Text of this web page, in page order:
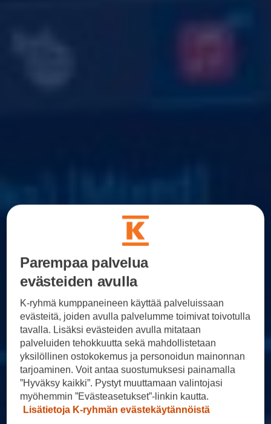
Parempaa palvelua
evästeiden avulla
K-ryhmä kumppaneineen käyttää palveluissaan
evästeitä, joiden avulla palvelumme toimivat toivotulla
tavalla. Lisäksi evästeiden avulla mitataan
palveluiden tehokkuutta sekä mahdollistetaan
yksilöllinen ostokokemus ja personoidun mainonnan
tarjoaminen. Voit antaa suostumuksesi painamalla
”Hyväksy kaikki”. Pystyt muuttamaan valintojasi
myöhemmin ”Evästeasetukset”-linkin kautta.
Lisätietoja K-ryhmän evästekäytännöistä